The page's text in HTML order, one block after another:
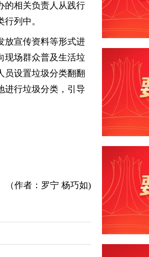
的相关负责人从践行
列中。
放宣传资料等形式进
现场群众普及生活垃
员设置垃圾分类翻翻
进行垃圾分类，引导
（作者：罗宁 杨巧如)